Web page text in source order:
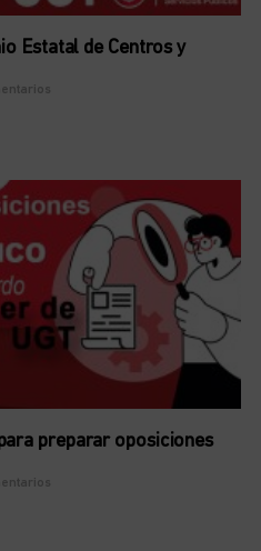
Estatal de Centros y
preparar oposiciones